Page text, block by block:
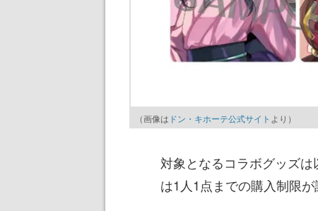
（画像は ドン・キホーテ公式サイト より）
対象となるコラボグッズ
は1人1点までの購入制限が